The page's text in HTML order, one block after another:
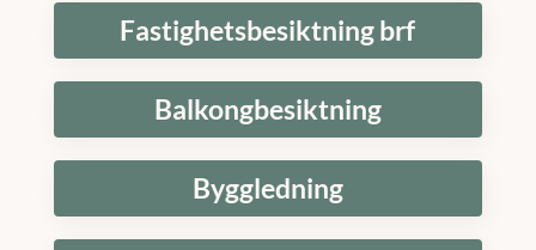
Fastighetsbesiktning brf
Balkongbesiktning
Byggledning